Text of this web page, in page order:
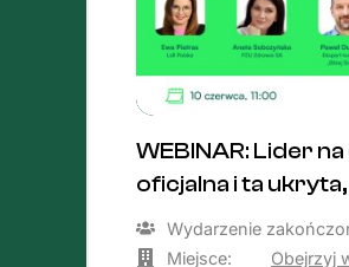
WEBINAR: Lider
oficjalna i ta
Wydarzenie
Miejsce:
Obejrzyj